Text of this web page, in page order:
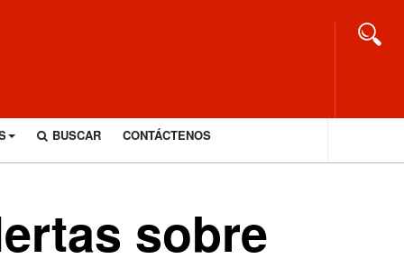
BUSCAR CONTÁCTENOS
sobre